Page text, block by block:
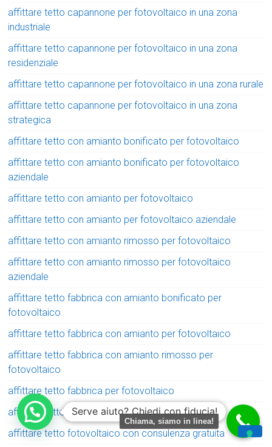
affittare tetto capannone per fotovoltaico in una zona
industriale
affittare tetto capannone per fotovoltaico in una zona
residenziale
affittare tetto capannone per fotovoltaico in una zona rurale
affittare tetto capannone per fotovoltaico in una zona
strategica
affittare tetto con amianto bonificato per fotovoltaico
affittare tetto con amianto bonificato per fotovoltaico
aziendale
affittare tetto con amianto per fotovoltaico
affittare tetto con amianto per fotovoltaico aziendale
affittare tetto con amianto rimosso per fotovoltaico
affittare tetto con amianto rimosso per fotovoltaico
aziendale
affittare tetto fabbrica con amianto bonificato per
fotovoltaico
affittare tetto fabbrica con amianto per fotovoltaico
affittare tetto fabbrica con amianto rimosso per
fotovoltaico
affittare tetto fabbrica per fotovoltaico
affittare tetto fotovoltaico
affittare tetto fotovoltaico con consulenza gratuita
Serve aiuto? Chiedi con fiducia!
Chiama, siamo in linea!